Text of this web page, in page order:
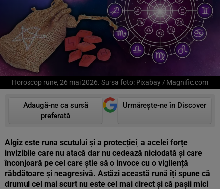
Horoscop rune, 26 mai 2026. Sursa foto: Pixabay / Magnific.com
Adaugă-ne ca sursă
preferată
Urmărește-ne în Discover
Algiz este runa scutului și a protecției, a acelei forțe
invizibile care nu atacă dar nu cedează niciodată și care
înconjoară pe cel care știe să o invoce cu o vigilență
răbdătoare și neagresivă. Astăzi această rună îți spune că
drumul cel mai scurt nu este cel mai direct și că pașii mici